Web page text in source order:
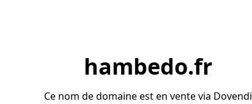
hambedo.fr
Ce nom de domaine est en vente via Dovendi